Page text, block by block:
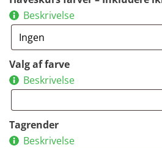
Beskrivelse
Valg af farve
Beskrivelse
Tagrender
Beskrivelse